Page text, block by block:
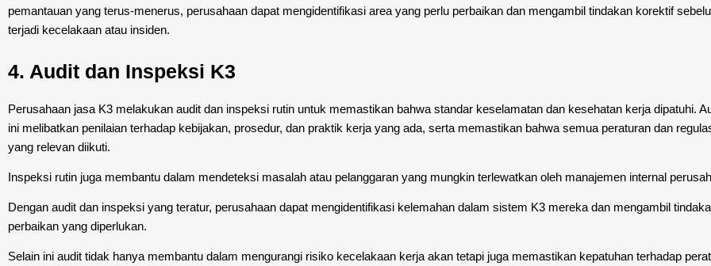
pemantauan yang terus-menerus, perusahaan dapat mengidentifikasi area yang perlu perbaikan dan mengambil tindakan korektif
terjadi kecelakaan atau insiden.
4. Audit dan Inspeksi K3
Perusahaan jasa K3 melakukan audit dan inspeksi rutin untuk memastikan bahwa standar keselamatan dan kesehatan kerja dipatuhi.
ini melibatkan penilaian terhadap kebijakan, prosedur, dan praktik kerja yang ada, serta memastikan bahwa semua peraturan dan
yang relevan diikuti.
Inspeksi rutin juga membantu dalam mendeteksi masalah atau pelanggaran yang mungkin terlewatkan oleh manajemen internal
Dengan audit dan inspeksi yang teratur, perusahaan dapat mengidentifikasi kelemahan dalam sistem K3 mereka dan mengambil
perbaikan yang diperlukan.
Selain ini audit tidak hanya membantu dalam mengurangi risiko kecelakaan kerja akan tetapi juga memastikan kepatuhan terhadap